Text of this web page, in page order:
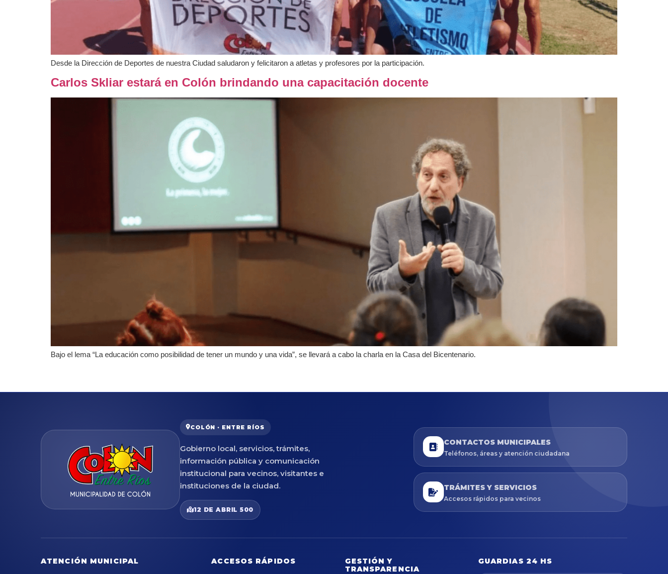
Desde la Dirección de Deportes de nuestra Ciudad saludaron y felicitaron a atletas y profesores por la participación.
Carlos Skliar estará en Colón brindando una capacitación docente
Bajo el lema “La educación como posibilidad de tener un mundo y una vida”, se llevará a cabo la charla en la Casa del Bicentenario.
COLÓN · ENTRE RÍOS
Gobierno local, servicios, trámites,
información pública y comunicación
institucional para vecinos, visitantes e
instituciones de la ciudad.
12 DE ABRIL 500
CONTACTOS MUNICIPALES
Teléfonos, áreas y atención ciudadana
TRÁMITES Y SERVICIOS
Accesos rápidos para vecinos
ATENCIÓN MUNICIPAL ACCESOS RÁPIDOS
GESTIÓN Y
TRANSPARENCIA
GUARDIAS 24 HS